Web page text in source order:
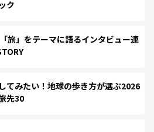
ク
旅」をテーマに語るインタビュー連
てみたい！地球の歩き方が選ぶ2026
先30